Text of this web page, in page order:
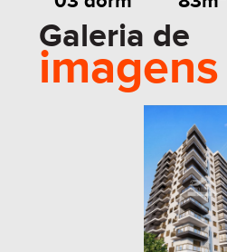
Galeria de
imagens